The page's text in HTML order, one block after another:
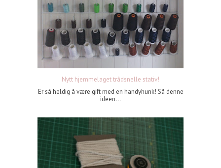
Nytt hjemmelaget trådsnelle stativ!
Er så heldig å være gift med en handyhunk! Så denne
ideen...